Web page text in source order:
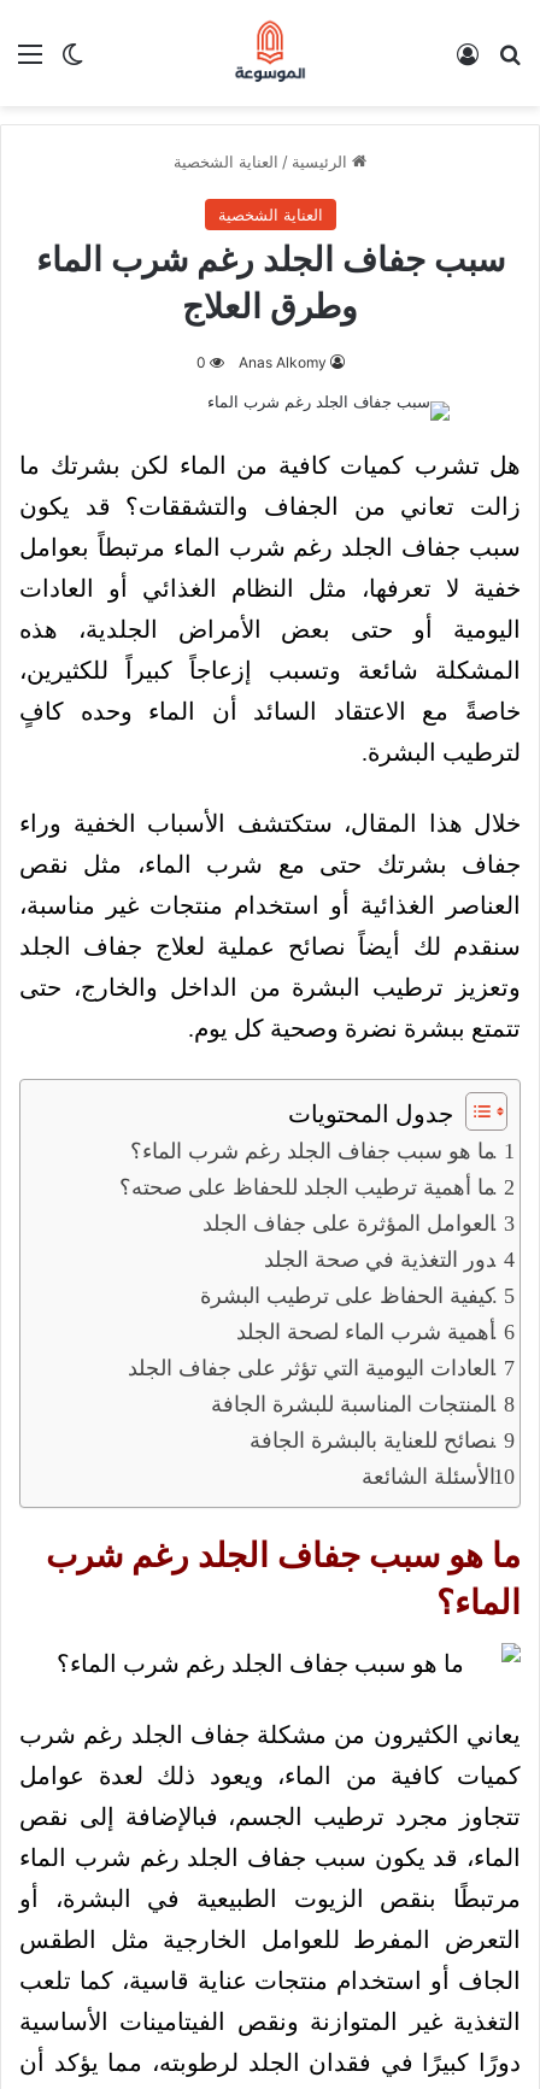
الوضع بحث عن
الرئيسية / العناية الشخصية
العناية الشخصية
سبب جفاف الجلد رغم شرب الماء
وطرق العلاج
Anas Alkomy
0
هل تشرب كميات كافية من الماء لكن بشرتك ما
زالت تعاني من الجفاف والتشققات؟ قد يكون
سبب جفاف الجلد رغم شرب الماء مرتبطاً بعوامل
خفية لا تعرفها، مثل النظام الغذائي أو العادات
اليومية أو حتى بعض الأمراض الجلدية، هذه
المشكلة شائعة وتسبب إزعاجاً كبيراً للكثيرين،
خاصةً مع الاعتقاد السائد أن الماء وحده كافٍ
لترطيب البشرة.
خلال هذا المقال، ستكتشف الأسباب الخفية وراء
جفاف بشرتك حتى مع شرب الماء، مثل نقص
العناصر الغذائية أو استخدام منتجات غير مناسبة،
سنقدم لك أيضاً نصائح عملية لعلاج جفاف الجلد
وتعزيز ترطيب البشرة من الداخل والخارج، حتى
تتمتع ببشرة نضرة وصحية كل يوم.
جدول المحتويات
ما هو سبب جفاف الجلد رغم شرب الماء؟
ما أهمية ترطيب الجلد للحفاظ على صحته؟
العوامل المؤثرة على جفاف الجلد
دور التغذية في صحة الجلد
كيفية الحفاظ على ترطيب البشرة
أهمية شرب الماء لصحة الجلد
العادات اليومية التي تؤثر على جفاف الجلد
المنتجات المناسبة للبشرة الجافة
نصائح للعناية بالبشرة الجافة
الأسئلة الشائعة
ما هو سبب جفاف الجلد رغم شرب
الماء؟
يعاني الكثيرون من مشكلة جفاف الجلد رغم شرب
كميات كافية من الماء، ويعود ذلك لعدة عوامل
تتجاوز مجرد ترطيب الجسم، فبالإضافة إلى نقص
الماء، قد يكون سبب جفاف الجلد رغم شرب الماء
مرتبطًا بنقص الزيوت الطبيعية في البشرة، أو
التعرض المفرط للعوامل الخارجية مثل الطقس
الجاف أو استخدام منتجات عناية قاسية، كما تلعب
التغذية غير المتوازنة ونقص الفيتامينات الأساسية
دورًا كبيرًا في فقدان الجلد لرطوبته، مما يؤكد أن